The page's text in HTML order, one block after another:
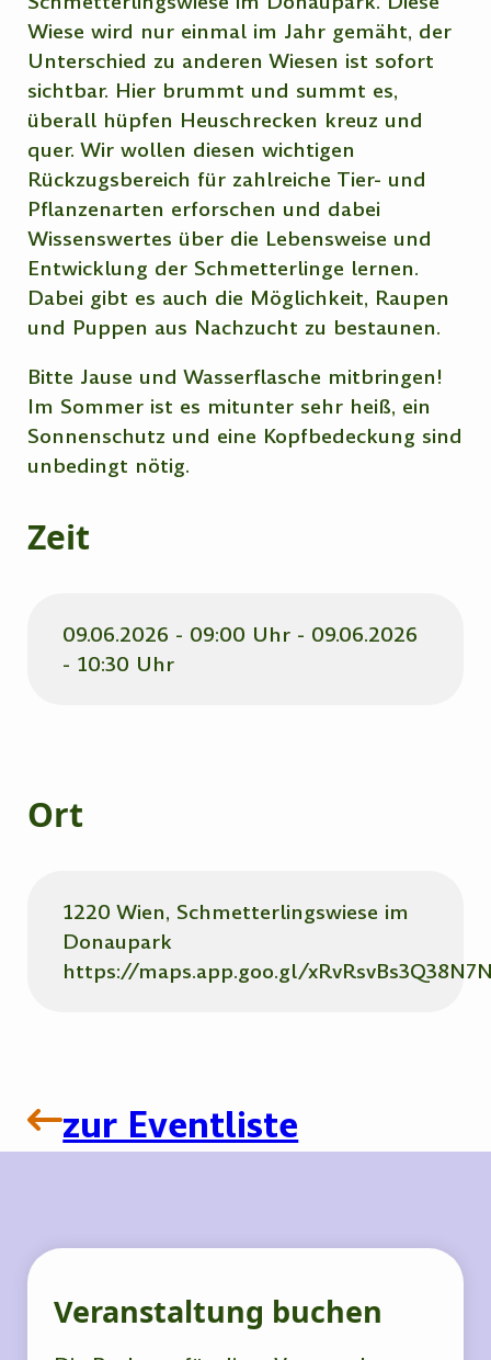
Wiese wird nur einmal im Jahr gemäht, der
Unterschied zu anderen Wiesen ist sofort
sichtbar. Hier brummt und summt es,
überall hüpfen Heuschrecken kreuz und
quer. Wir wollen diesen wichtigen
Rückzugsbereich für zahlreiche Tier- und
Pflanzenarten erforschen und dabei
Wissenswertes über die Lebensweise und
Entwicklung der Schmetterlinge lernen.
Dabei gibt es auch die Möglichkeit, Raupen
und Puppen aus Nachzucht zu bestaunen.
Bitte Jause und Wasserflasche mitbringen!
Im Sommer ist es mitunter sehr heiß, ein
Sonnenschutz und eine Kopfbedeckung sind
unbedingt nötig.
Zeit
09.06.2026 - 09:00 Uhr - 09.06.2026
- 10:30 Uhr
Ort
1220 Wien, Schmetterlingswiese im
Donaupark
https://maps.app.goo.gl/
zur Eventliste
Veranstaltung buchen